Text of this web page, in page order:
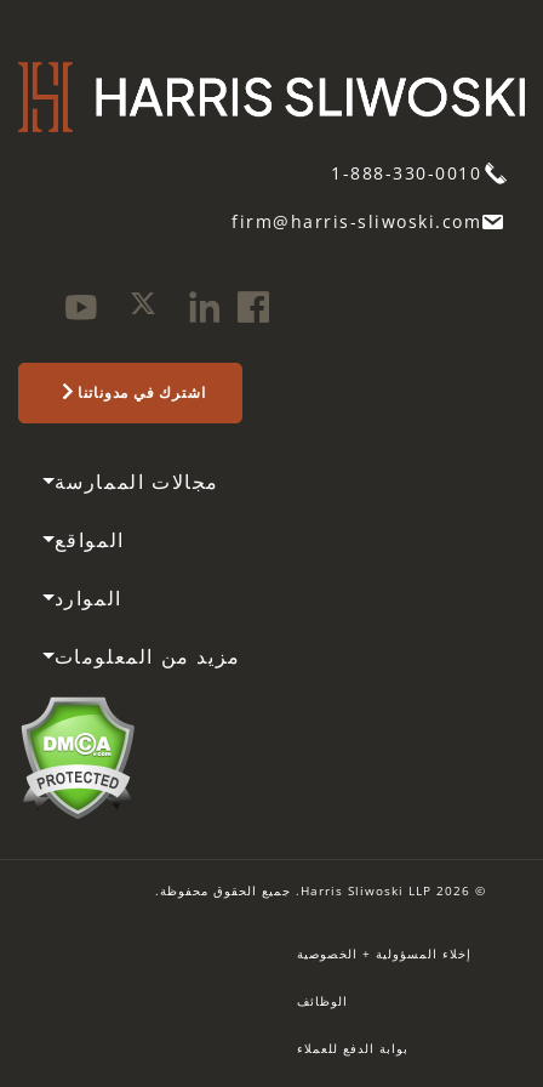
1-888-330-0010
firm@harris-sliwoski.com
اشترك في مدوناتنا
مجالات الممارسة
المواقع
الموارد
مزيد من المعلومات
© 2026 Harris Sliwoski LLP. جميع الحقوق محفوظة.
إخلاء المسؤولية + الخصوصية
الوظائف
بوابة الدفع للعملاء